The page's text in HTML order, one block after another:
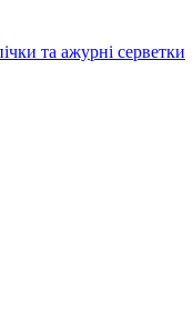
та ажурні серветки